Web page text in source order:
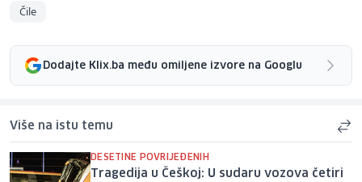
Čile
Dodajte Klix.ba među omiljene izvore na Googlu
Više na istu temu
DESETINE POVRIJEĐENIH
Tragedija u Češkoj: U sudaru vozova četiri